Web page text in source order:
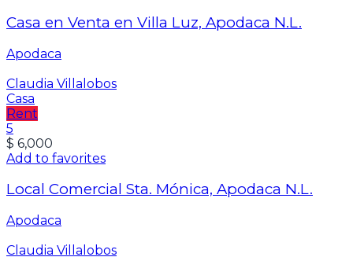
Casa en Venta en Villa Luz, Apodaca N.L.
Apodaca
Claudia Villalobos
Casa
Rent
5
$ 6,000
Add to favorites
Local Comercial Sta. Mónica, Apodaca N.L.
Apodaca
Claudia Villalobos